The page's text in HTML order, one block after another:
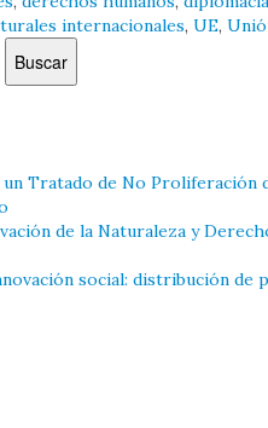
internacionales, UE,
Buscar
Tratado de No Proliferación
de la Naturaleza y
social: distribución